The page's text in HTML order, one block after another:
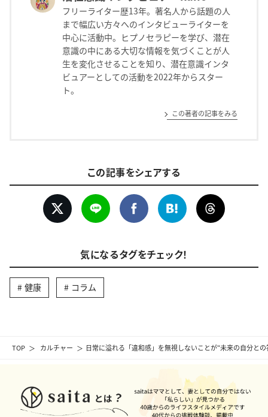
TOP カルチャー 日常に溢れる「違和感」を無視しないことが“未来の自分と
フリーライター歴13年。著名人から話題の人
まで幅広い方々へのインタビューライターを
中心に活動中。ヒプノセラピーを学び、潜在
意識の中にある大切な情報を気づくことが人
生を変化させることを知り、潜在意識インタ
ビュアーとしての活動を2022年からスター
ト。
この著者の記事をみる
この記事をシェアする
気になるタグをチェック！
健康 コラム